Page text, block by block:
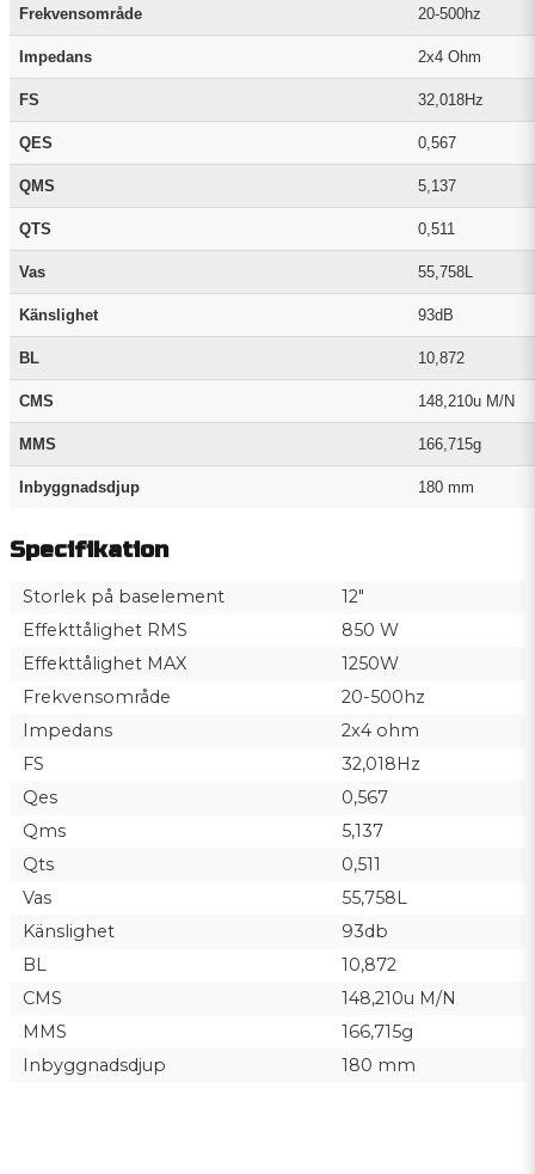
Frekvensområde 20-500hz
Impedans 2x4 Ohm
FS 32,018Hz
QES 0,567
QMS 5,137
QTS 0,511
Vas 55,758L
Känslighet 93dB
BL 10,872
CMS 148,210u M/N
MMS 166,715g
Inbyggnadsdjup 180 mm
Specifikation
Storlek på baselement
12"
Effekttålighet RMS
850 W
Effekttålighet MAX
1250W
Frekvensområde
20-500hz
Impedans
2x4 ohm
FS
32,018Hz
Qes
0,567
Qms
5,137
Qts
0,511
Vas
55,758L
Känslighet
93db
BL
10,872
CMS
148,210u M/N
MMS
166,715g
Inbyggnadsdjup
180 mm